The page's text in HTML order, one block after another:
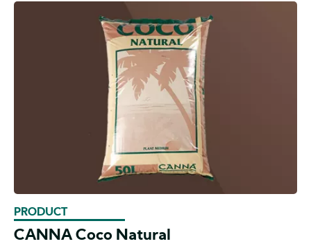
PRODUCT
CANNA Coco Natural